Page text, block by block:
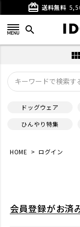
card_giftcard 送料無料
search
view_module
ドッグウェア
ひんやり特集
HOME ログイン
会員登録がお済